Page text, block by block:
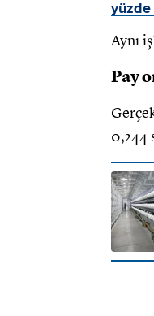
Aynı
Pay
0,244